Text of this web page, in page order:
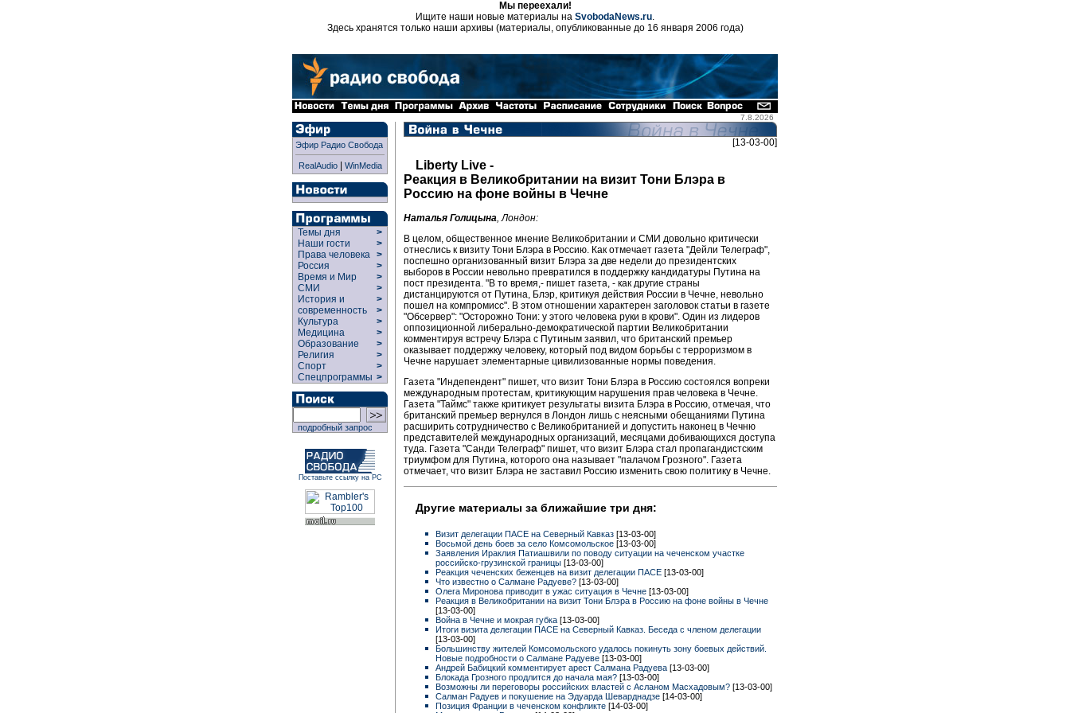
Мы переехали!
Ищите наши новые материалы на SvobodaNews.ru.
Здесь хранятся только наши архивы (материалы, опубликованные до 16 января 2006 года)
7.8.2026
Эфир Радио Свобода
RealAudio| WinMedia
Темы дня
>
Наши гости
>
Права человека >
Россия
>
Время и Мир
>
СМИ
>
История и
современность
>
>
Культура
>
Медицина
>
Образование
>
Религия
>
Спорт
>
Спецпрограммы >
подробный запрос
Поставьте ссылку на РС
[13-03-00]
Liberty Live -
Реакция в Великобритании на визит Тони Блэра в
Россию на фоне войны в Чечне
Наталья Голицына , Лондон:
В целом, общественное мнение Великобритании и СМИ довольно критически
отнеслись к визиту Тони Блэра в Россию. Как отмечает газета "Дейли Телеграф",
поспешно организованный визит Блэра за две недели до президентских
выборов в России невольно превратился в поддержку кандидатуры Путина на
пост президента. "В то время,- пишет газета, - как другие страны
дистанцируются от Путина, Блэр, критикуя действия России в Чечне, невольно
пошел на компромисс". В этом отношении характерен заголовок статьи в газете
"Обсервер": "Осторожно Тони: у этого человека руки в крови". Один из лидеров
оппозиционной либерально-демократической партии Великобритании
комментируя встречу Блэра с Путиным заявил, что британский премьер
оказывает поддержку человеку, который под видом борьбы с терроризмом в
Чечне нарушает элементарные цивилизованные нормы поведения.
Газета "Индепендент" пишет, что визит Тони Блэра в Россию состоялся вопреки
международным протестам, критикующим нарушения прав человека в Чечне.
Газета "Таймс" также критикует результаты визита Блэра в Россию, отмечая, что
британский премьер вернулся в Лондон лишь с неясными обещаниями Путина
расширить сотрудничество с Великобританией и допустить наконец в Чечню
представителей международных организаций, месяцами добивающихся доступа
туда. Газета "Санди Телеграф" пишет, что визит Блэра стал пропагандистским
триумфом для Путина, которого она называет "палачом Грозного". Газета
отмечает, что визит Блэра не заставил Россию изменить свою политику в Чечне.
Другие материалы за ближайшие три дня:
Визит делегации ПАСЕ на Северный Кавказ [13-03-00]
Восьмой день боев за село Комсомольское [13-03-00]
Заявления Ираклия Патиашвили по поводу ситуации на чеченском участке
российско-грузинской границы [13-03-00]
Реакция чеченских беженцев на визит делегации ПАСЕ [13-03-00]
Что известно о Салмане Радуеве? [13-03-00]
Олега Миронова приводит в ужас ситуация в Чечне [13-03-00]
Реакция в Великобритании на визит Тони Блэра в Россию на фоне войны в Чечне
[13-03-00]
Война в Чечне и мокрая губка [13-03-00]
Итоги визита делегации ПАСЕ на Северный Кавказ. Беседа с членом делегации
[13-03-00]
Большинству жителей Комсомольского удалось покинуть зону боевых действий.
Новые подробности о Салмане Радуеве [13-03-00]
Андрей Бабицкий комментирует арест Салмана Радуева [13-03-00]
Блокада Грозного продлится до начала мая? [13-03-00]
Возможны ли переговоры российских властей с Асланом Масхадовым? [13-03-00]
Салман Радуев и покушение на Эдуарда Шеварднадзе [14-03-00]
Позиция Франции в чеченском конфликте [14-03-00]